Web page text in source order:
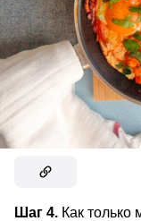
Шаг 4. Как только